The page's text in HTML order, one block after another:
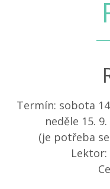
Termín: sobota
neděle 15.
(je potřeba
Lektor: